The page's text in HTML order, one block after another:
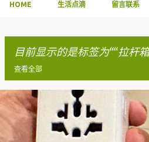
HOME 生活点滴 留言联系
目前显示的是标签为“ 拉杆箱
查看全部
博
文